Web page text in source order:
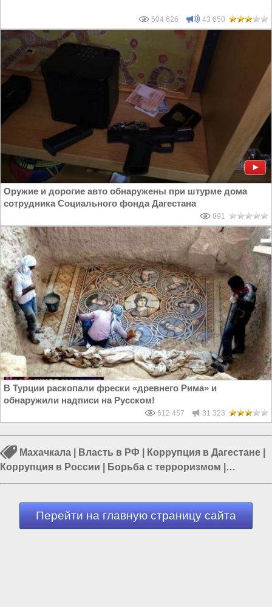
504 626 43 650
Оружие и дорогие авто обнаружены при штурме дома
сотрудника Социального фонда Дагестана
891
В Турции раскопали фрески «древнего Рима» и
обнаружили надписи на Русском!
612 457 31 323
Махачкала Власть в РФ Коррупция в Дагестане
Коррупция в России
Борьба с терроризмом
Терроризм в Дагестане|Борьба с коррупцией
Перейти на главную страницу сайта